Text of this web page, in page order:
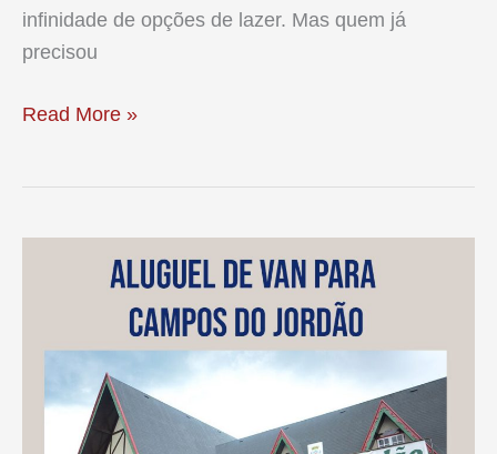
infinidade de opções de lazer. Mas quem já
precisou
Aluguel
o
Read More »